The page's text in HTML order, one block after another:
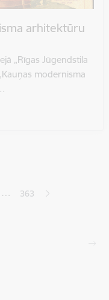
arhitektūru
„Rīgas Jūgendstila
modernisma
… 363